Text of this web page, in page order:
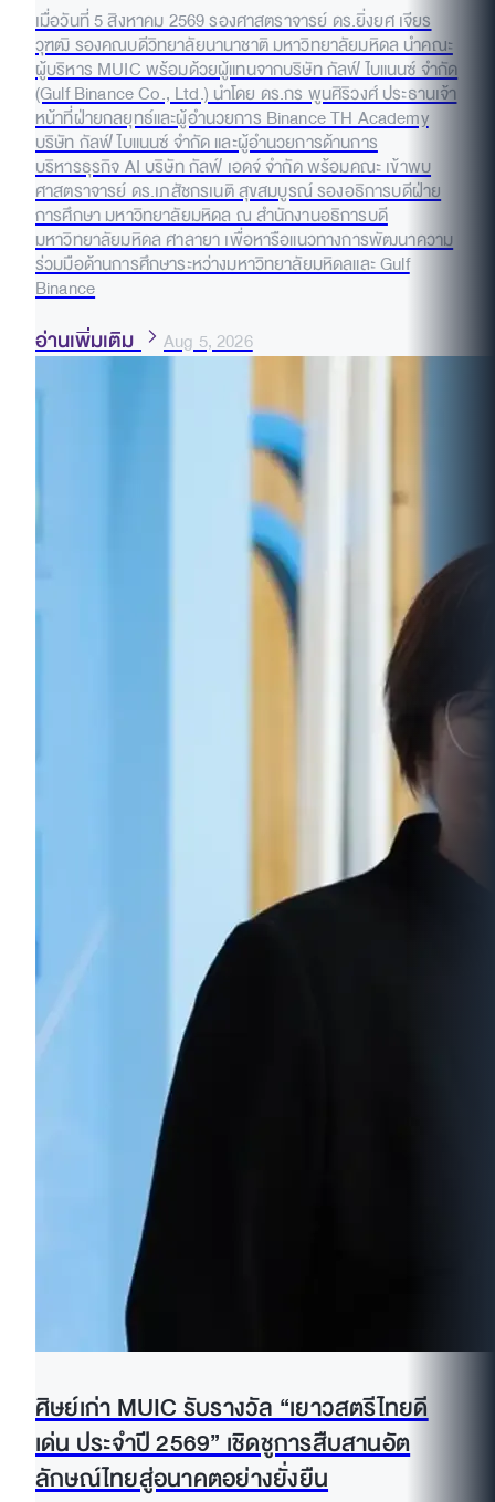
เมื่อวันที่ 5 สิงหาคม 2569 รองศาสตราจารย์ ดร.ยิ่งยศ เจียร
วุฑฒิ รองคณบดีวิทยาลัยนานาชาติ มหาวิทยาลัยมหิดล นำคณะ
ผู้บริหาร MUIC พร้อมด้วยผู้แทนจากบริษัท กัลฟ์ ไบแนนซ์ จำกัด
(Gulf Binance Co., Ltd.) นำโดย ดร.กร พูนศิริวงศ์ ประธานเจ้า
หน้าที่ฝ่ายกลยุทธ์และผู้อำนวยการ Binance TH Academy
บริษัท กัลฟ์ ไบแนนซ์ จำกัด และผู้อำนวยการด้านการ
บริหารธุรกิจ AI บริษัท กัลฟ์ เอดจ์ จำกัด พร้อมคณะ เข้าพบ
ศาสตราจารย์ ดร.เภสัชกรเนติ สุขสมบูรณ์ รองอธิการบดีฝ่าย
การศึกษา มหาวิทยาลัยมหิดล ณ สำนักงานอธิการบดี
มหาวิทยาลัยมหิดล ศาลายา เพื่อหารือแนวทางการพัฒนาความ
ร่วมมือด้านการศึกษาระหว่างมหาวิทยาลัยมหิดลและ Gulf
Binance
อ่านเพิ่มเติม Aug 5, 2026
ศิษย์เก่า MUIC รับรางวัล “เยาวสตรีไทยดี
เด่น ประจำปี 2569” เชิดชูการสืบสานอัต
ลักษณ์ไทยสู่อนาคตอย่างยั่งยืน